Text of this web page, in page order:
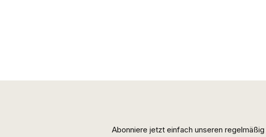
Abonniere jetzt einfach unseren